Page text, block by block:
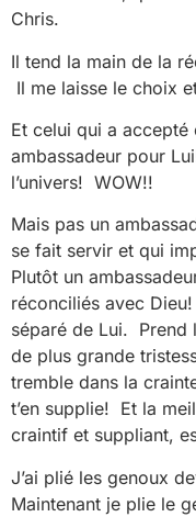
Chris.
Il tend la main de la
Il me laisse le choix
Et celui qui a
ambassadeur pour
l’univers! WOW!!
Mais pas un
se fait servir et qui
Plutôt un
réconciliés avec
séparé de Lui. Prend
de plus grande
tremble dans la
t’en supplie! Et la
craintif et suppliant,
J’ai plié les genoux
Maintenant je plie le